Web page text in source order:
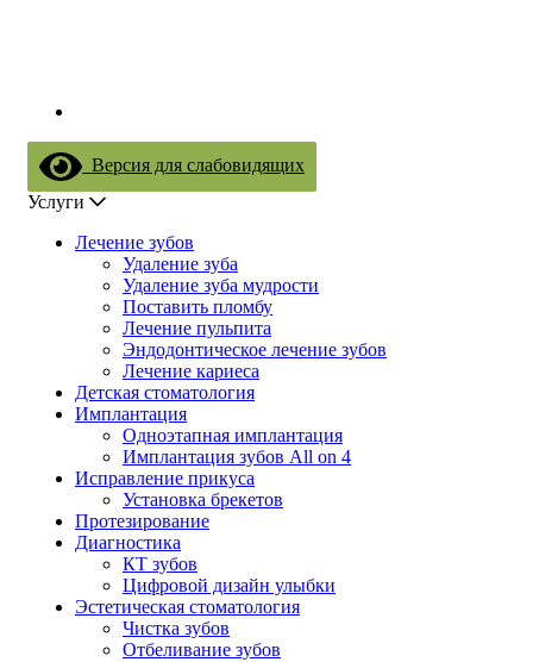
Версия для слабовидящих
Услуги
Лечение зубов
Удаление зуба
Удаление зуба мудрости
Поставить пломбу
Лечение пульпита
Эндодонтическое лечение зубов
Лечение кариеса
Детская стоматология
Имплантация
Одноэтапная имплантация
Имплантация зубов All on 4
Исправление прикуса
Установка брекетов
Протезирование
Диагностика
КТ зубов
Цифровой дизайн улыбки
Эстетическая стоматология
Чистка зубов
Отбеливание зубов